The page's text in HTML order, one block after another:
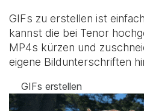
GIFs zu erstellen ist
kannst die bei Tenor
MP4s kürzen und
eigene Bildunterschriften
GIFs erstellen